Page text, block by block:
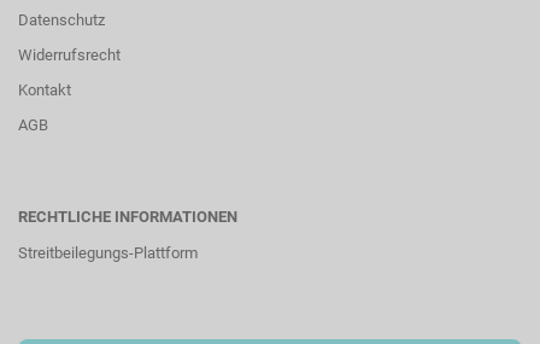
Datenschutz
Widerrufsrecht
Kontakt
AGB
RECHTLICHE INFORMATIONEN
Streitbeilegungs-Plattform